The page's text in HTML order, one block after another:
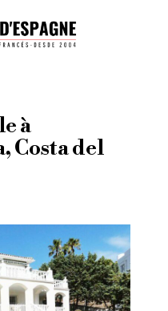
à
Costa del